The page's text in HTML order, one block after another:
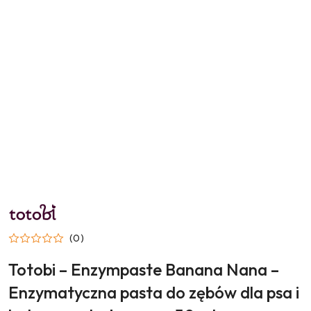
NAZWA
PRODUCENTA:
TOTOBI
(0)
Totobi – Enzympaste Banana Nana –
Enzymatyczna pasta do zębów dla psa i